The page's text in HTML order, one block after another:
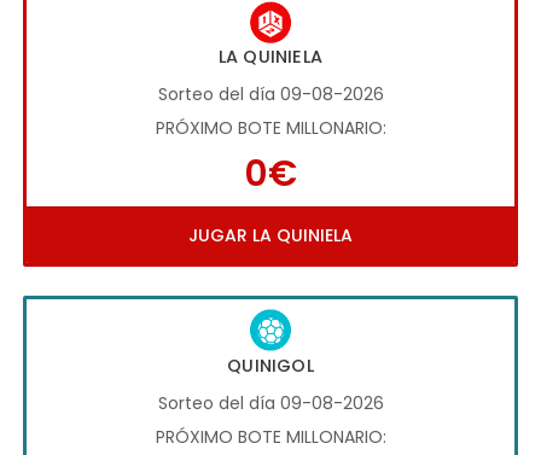
LA QUINIELA
Sorteo del día 09-08-2026
PRÓXIMO BOTE MILLONARIO:
0€
JUGAR LA QUINIELA
QUINIGOL
Sorteo del día 09-08-2026
PRÓXIMO BOTE MILLONARIO: